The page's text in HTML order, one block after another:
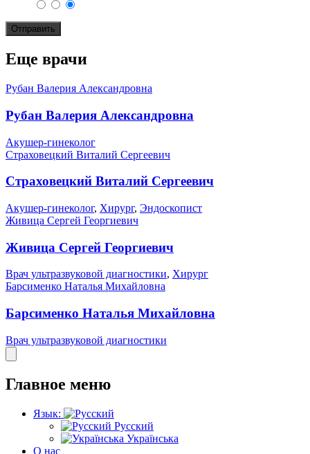
Еще врачи
Рубан Валерия Александровна
Рубан Валерия Александровна
Акушер-гинеколог
Страховецкий Виталий Сергеевич
Страховецкий Виталий Сергеевич
Акушер-гинеколог, Хирург, Эндоскопист
Живица Сергей Георгиевич
Живица Сергей Георгиевич
Врач ультразвуковой диагностики, Хирург
Барсименко Наталья Михайловна
Барсименко Наталья Михайловна
Врач ультразвуковой диагностики
Главное меню
Язык:
Русский
Українська
О нас